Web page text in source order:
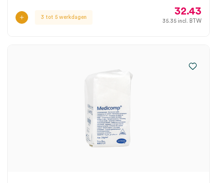
3 tot 5 werkdagen
32.43
35.35 incl. BTW